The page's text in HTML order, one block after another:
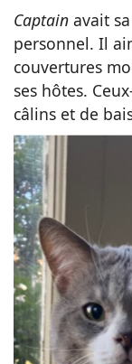
Captain avait
personnel. Il
couvertures
ses hôtes.
câlins et de